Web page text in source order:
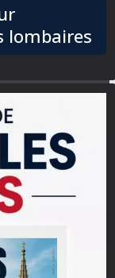
lombaires